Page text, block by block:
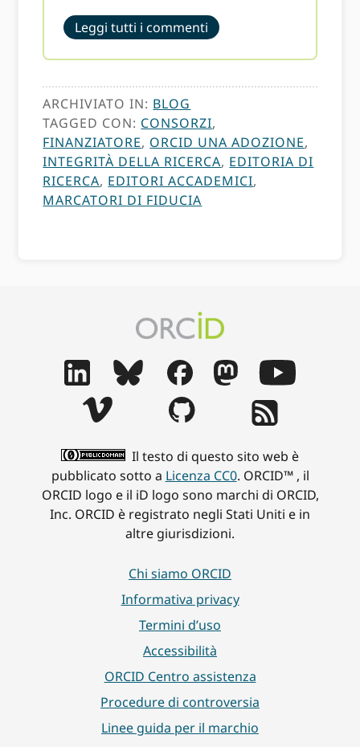
Leggi tutti i commenti
ARCHIVIATO IN: BLOG
TAGGED CON: CONSORZI,
FINANZIATORE, ORCID UNA ADOZIONE,
INTEGRITÀ DELLA RICERCA, EDITORIA DI
RICERCA, EDITORI ACCADEMICI,
MARCATORI DI FIDUCIA
Il testo di questo sito web è
pubblicato sotto a Licenza CC0. ORCID™ , il
ORCID logo e il iD logo sono marchi di ORCID,
Inc. ORCID è registrato negli Stati Uniti e in
altre giurisdizioni.
Chi siamo ORCID
Informativa privacy
Termini d’uso
Accessibilità
ORCID Centro assistenza
Procedure di controversia
Linee guida per il marchio